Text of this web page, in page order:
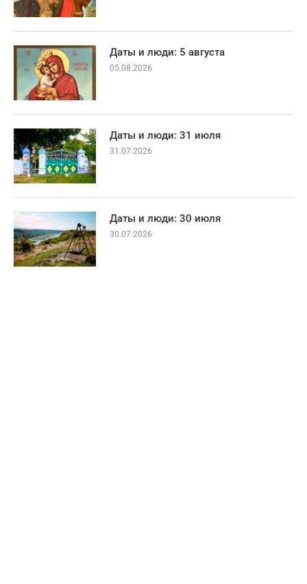
Даты и люди: 5 августа
05.08.2026
Даты и люди: 31 июля
31.07.2026
Даты и люди: 30 июля
30.07.2026